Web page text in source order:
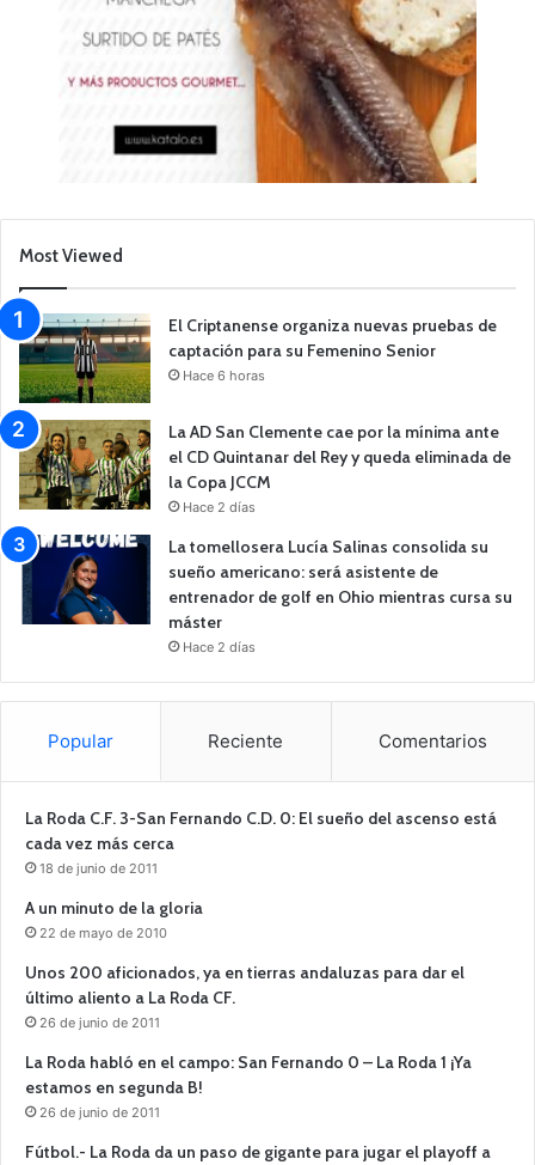
Most Viewed
El Criptanense organiza nuevas pruebas de
captación para su Femenino Senior
Hace 6 horas
La AD San Clemente cae por la mínima ante
el CD Quintanar del Rey y queda eliminada de
la Copa JCCM
Hace 2 días
La tomellosera Lucía Salinas consolida su
sueño americano: será asistente de
entrenador de golf en Ohio mientras cursa su
máster
Hace 2 días
Popular Reciente Comentarios
La Roda C.F. 3-San Fernando C.D. 0: El sueño del ascenso está
cada vez más cerca
18 de junio de 2011
A un minuto de la gloria
22 de mayo de 2010
Unos 200 aficionados, ya en tierras andaluzas para dar el
último aliento a La Roda CF.
26 de junio de 2011
La Roda habló en el campo: San Fernando 0 – La Roda 1 ¡Ya
estamos en segunda B!
26 de junio de 2011
Fútbol.- La Roda da un paso de gigante para jugar el playoff a